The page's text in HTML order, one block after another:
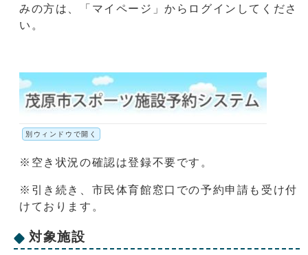
みの方は、「マイページ」からログインしてくださ
い。
別ウィンドウで開く
※空き状況の確認は登録不要です。
※引き続き、市民体育館窓口での予約申請も受け付
けております。
対象施設